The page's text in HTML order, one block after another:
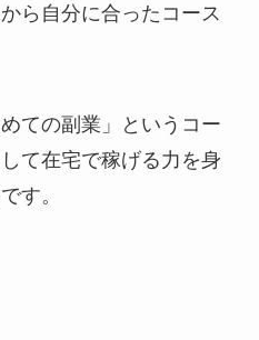
ら自分に合ったコース
ての副業」というコー
て在宅で稼げる力を身
す。